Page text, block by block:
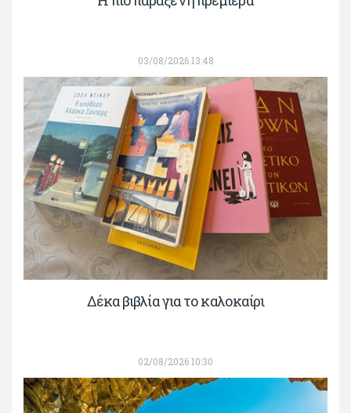
03/08/2026 13:48
Δέκα βιβλία για το καλοκαίρι
02/08/2026 10:30